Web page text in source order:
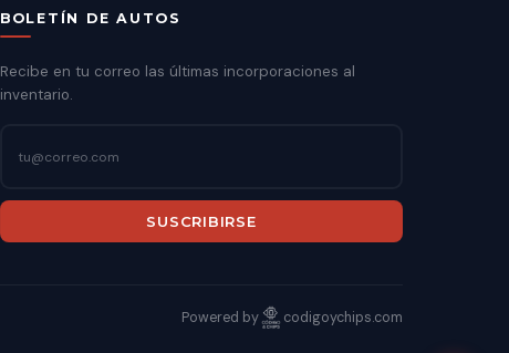
BOLETÍN DE AUTOS
Recibe en tu correo las últimas incorporaciones al
inventario.
SUSCRIBIRSE
Powered by codigoychips.com